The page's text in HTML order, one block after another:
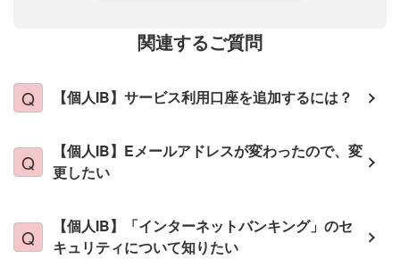
関連するご質問
【個人IB】サービス利用口座を追加するには？
【個人IB】Eメールアドレスが変わったので、変
更したい
【個人IB】「インターネットバンキング」のセ
キュリティについて知りたい